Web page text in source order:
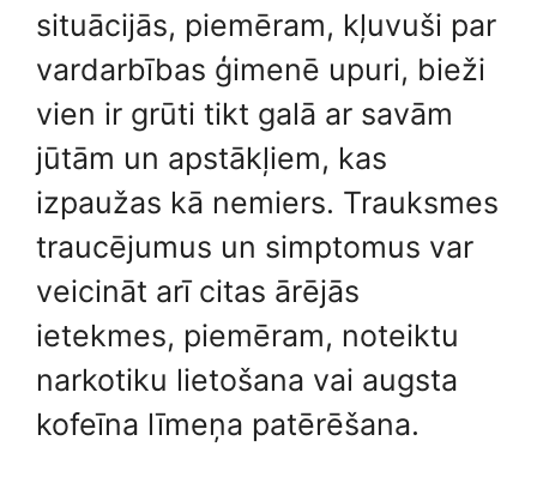
situācijās, piemēram, kļuvuši par
vardarbības ģimenē upuri, bieži
vien ir grūti tikt galā ar savām
jūtām un apstākļiem, kas
izpaužas kā nemiers. Trauksmes
traucējumus un simptomus var
veicināt arī citas ārējās
ietekmes, piemēram, noteiktu
narkotiku lietošana vai augsta
kofeīna līmeņa patērēšana.